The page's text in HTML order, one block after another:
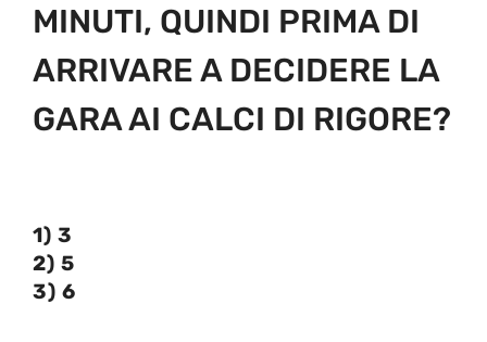
MINUTI, QUINDI PRIMA DI
ARRIVARE A DECIDERE LA
GARA AI CALCI DI RIGORE?
1) 3
2) 5
3) 6